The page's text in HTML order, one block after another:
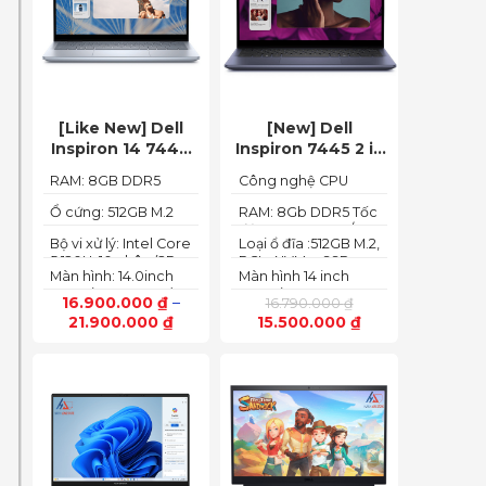
[Like New] Dell
Inspiron 14 7440
120U Ram 8GB
SSD 512GB FHD+
16.900.000 ₫–
21.900.000 ₫
Màn hình: 14.0inch
FHD+ (1920 x 1200)
60Hz,250 nits
Bộ vi xử lý: Intel Core
5 120U, 10 nhân (2P +
8E) / 12 luồng
Ổ cứng: 512GB M.2
RAM: 8GB DDR5
[New] Dell
Inspiron 7445 2 in
8640HS, Ram
8GB,SSD 512GB,
AMD Radeon,14
FHD+ Touch)
16.790.000₫
15.500.000₫
Màn hình 14 inch
FHD+ (1920 x 1200
pixels)
Loại ổ đĩa :512GB M.2,
PCIe NVMe, SSD
RAM: 8Gb DDR5 Tốc
độ BUS :5200MT/s
Công nghệ CPU